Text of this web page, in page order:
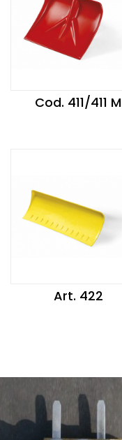
Cod. 411/411 M
Art. 422